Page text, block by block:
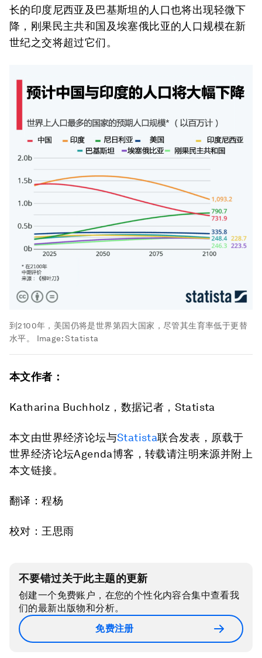
长的印度尼西亚及巴基斯坦的人口也将出现轻微下
降，刚果民主共和国及埃塞俄比亚的人口规模在新
世纪之交将超过它们。
到2100年，美国仍将是世界第四大国家，尽管其生育率低于更替
水平。
Image:Statista
本文作者：
Katharina Buchholz，数据记者，Statista
本文由世界经济论坛与Statista联合发表，原载于
世界经济论坛Agenda博客，转载请注明来源并附上
本文链接。
翻译：程杨
校对：王思雨
不要错过关于此主题的更新
创建一个免费账户，在您的个性化内容合集中查看我
们的最新出版物和分析。
免费注册